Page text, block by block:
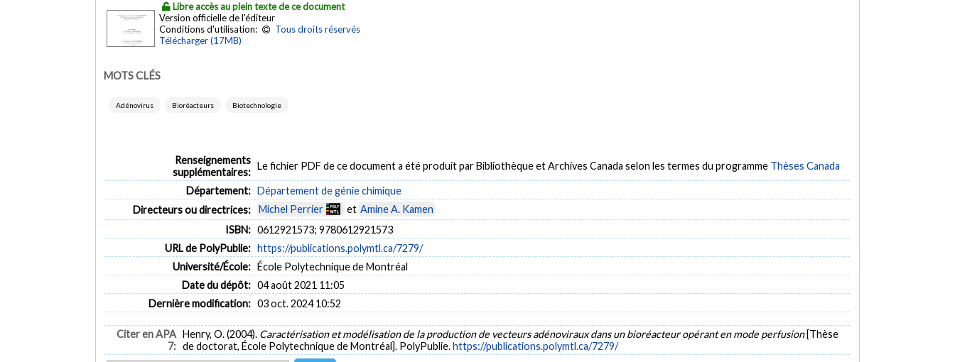
Libre accès au plein texte de ce document
Version officielle de l'éditeur
Conditions d'utilisation:
Tous droits réservés
Télécharger (17MB)
MOTS CLÉS
Adénovirus Bioréacteurs Biotechnologie
Renseignements
supplémentaires:
Le fichier PDF de ce document a été produit par Bibliothèque et Archives Canada selon les termes du programme Thèses Canada
Département: Département de génie chimique
Directeurs ou directrices:
Michel Perrier et Amine A. Kamen
ISBN: 0612921573; 9780612921573
URL de PolyPublie: https://publications.polymtl.ca/7279/
Université/École: École Polytechnique de Montréal
Date du dépôt: 04 août 2021 11:05
Dernière modification: 03 oct. 2024 10:52
Citer en APA
7:
Henry, O. (2004). Caractérisation et modélisation de la production de vecteurs adénoviraux dans un bioréacteur opérant en mode perfusion [Thèse
de doctorat, École Polytechnique de Montréal]. PolyPublie.https://publications.polymtl.ca/7279/